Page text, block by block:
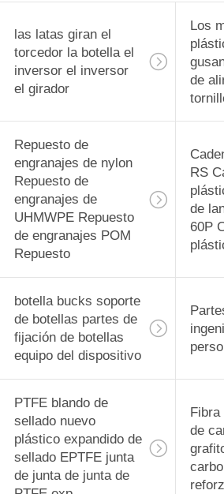
Pistones
rodamiento
Ingeniería
pistones
rodamiento
PVDF
precisión
Componentes
mecanizados
Tecapeek
PEEK Partes
mecanizadas,
componentes
mecanizados
las latas giran el
torcedor la botella el
inversor el inversor
el girador
Los
de
Repuesto de
engranajes de nylon
Repuesto de
engranajes de
UHMWPE Repuesto
de engranajes POM
Repuesto
RS
de
60P
botella bucks soporte
de botellas partes de
fijación de botellas
equipo del dispositivo
PTFE blando de
sellado nuevo
plástico expandido de
sellado EPTFE junta
de junta de junta de
Fibra
de